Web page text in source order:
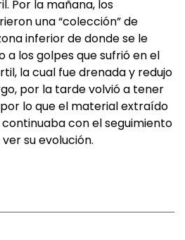
Por la mañana, los
una “colección” de
inferior de donde se le
a los golpes que sufrió en el
la cual fue drenada y redujo
por la tarde volvió a tener
lo que el material extraído
con el seguimiento
su evolución.